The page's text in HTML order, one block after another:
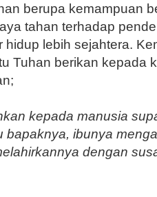
berupa kemampuan
tahan terhadap
hidup lebih sejahtera.
Tuhan berikan kepada
kepada manusia
bapaknya, ibunya
dengan